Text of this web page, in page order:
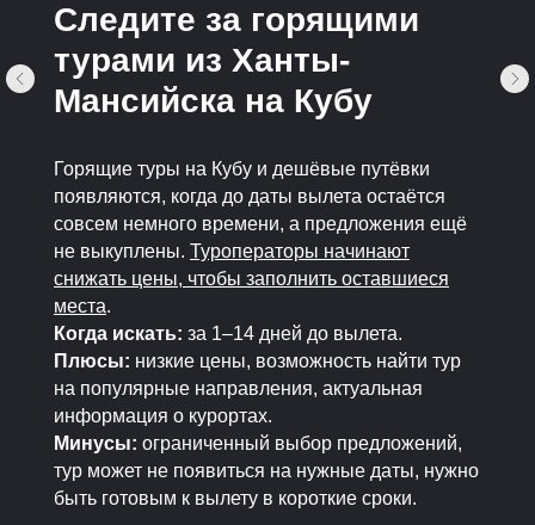
Следите за горящими
турами из Ханты-
Мансийска на Кубу
Горящие туры на Кубу и дешёвые путёвки
появляются, когда до даты вылета остаётся
совсем немного времени, а предложения ещё
не выкуплены. Туроператоры начинают
снижать цены, чтобы заполнить оставшиеся
места.
Когда искать: за 1–14 дней до вылета.
Плюсы: низкие цены, возможность найти тур
на популярные направления, актуальная
информация о курортах.
Минусы: ограниченный выбор предложений,
тур может не появиться на нужные даты, нужно
быть готовым к вылету в короткие сроки.